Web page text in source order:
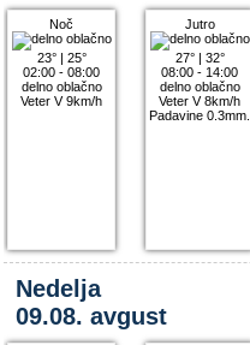
Noč
23°| 25°
02:00 - 08:00
delno oblačno
Veter V 9km/h
Jutro
27°| 32°
08:00 - 14:00
delno oblačno
Veter V 8km/h
Padavine 0.3mm.
Nedelja
09.08. avgust